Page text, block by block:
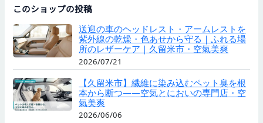
このショップの投稿
送迎の車のヘッドレスト・アームレストを
紫外線の乾燥・色あせから守る｜ふれる場
所のレザーケア｜久留米市・空氣美爽
2026/07/21
【久留米市】繊維に染み込むペット臭を根
本から断つ——空気とにおいの専門店・空
氣美爽
2026/06/06